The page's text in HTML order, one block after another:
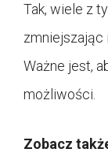
Tak, wiele z
zmniejszając
Ważne jest,
możliwości.
Zobacz